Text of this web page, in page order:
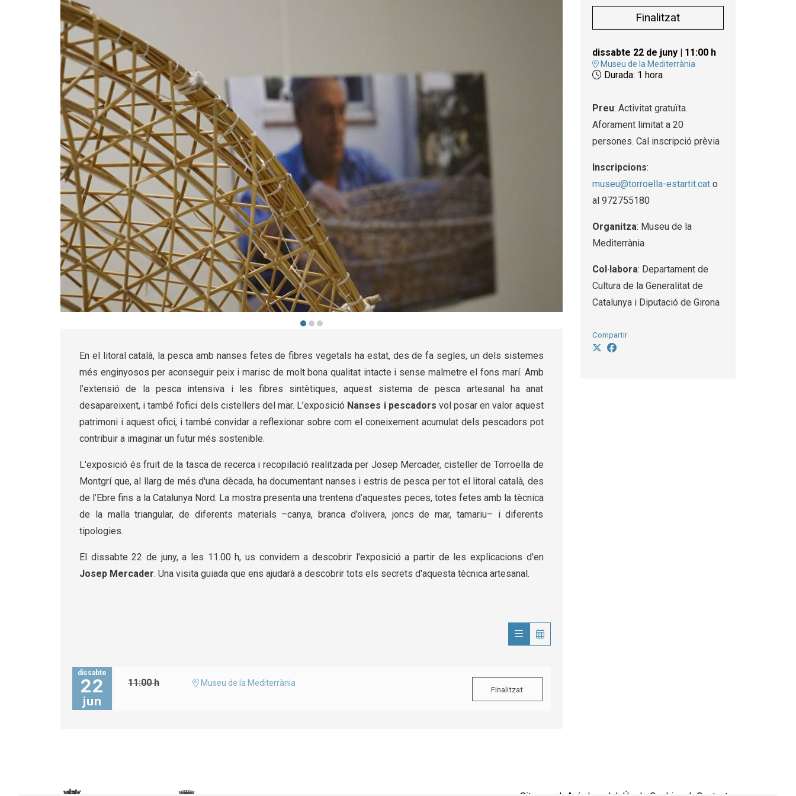
Finalitzat
dissabte 22 de juny| 11:00 h
Museu de la Mediterrània
Durada: 1 hora
Preu: Activitat gratuïta.
Aforament limitat a 20
persones. Cal inscripció prèvia
Inscripcions:
museu@torroella-estartit.cato
al 972755180
Organitza: Museu de la
Mediterrània
Col·labora: Departament de
Cultura de la Generalitat de
Catalunya i Diputació de Girona
Compartir
En el litoral català, la pesca amb nanses fetes de fibres vegetals ha estat, des de fa segles, un dels sistemes
més enginyosos per aconseguir peix i marisc de molt bona qualitat intacte i sense malmetre el fons marí. Amb
l’extensió de la pesca intensiva i les fibres sintètiques, aquest sistema de pesca artesanal ha anat
desapareixent, i també l’ofici dels cistellers del mar. L’exposició Nanses i pescadors vol posar en valor aquest
patrimoni i aquest ofici, i també convidar a reflexionar sobre com el coneixement acumulat dels pescadors pot
contribuir a imaginar un futur més sostenible.
L'exposició és fruit de la tasca de recerca i recopilació realitzada per Josep Mercader, cisteller de Torroella de
Montgrí que, al llarg de més d'una dècada, ha documentant nanses i estris de pesca per tot el litoral català, des
de l’Ebre fins a la Catalunya Nord. La mostra presenta una trentena d’aquestes peces, totes fetes amb la tècnica
de la malla triangular, de diferents materials –canya, branca d’olivera, joncs de mar, tamariu– i diferents
tipologies.
El dissabte 22 de juny, a les 11.00 h, us convidem a descobrir l'exposició a partir de les explicacions d'en
Josep Mercader. Una visita guiada que ens ajudarà a descobrir tots els secrets d'aquesta tècnica artesanal.
dissabte
22
jun
11:00 h Museu de la Mediterrània
Finalitzat